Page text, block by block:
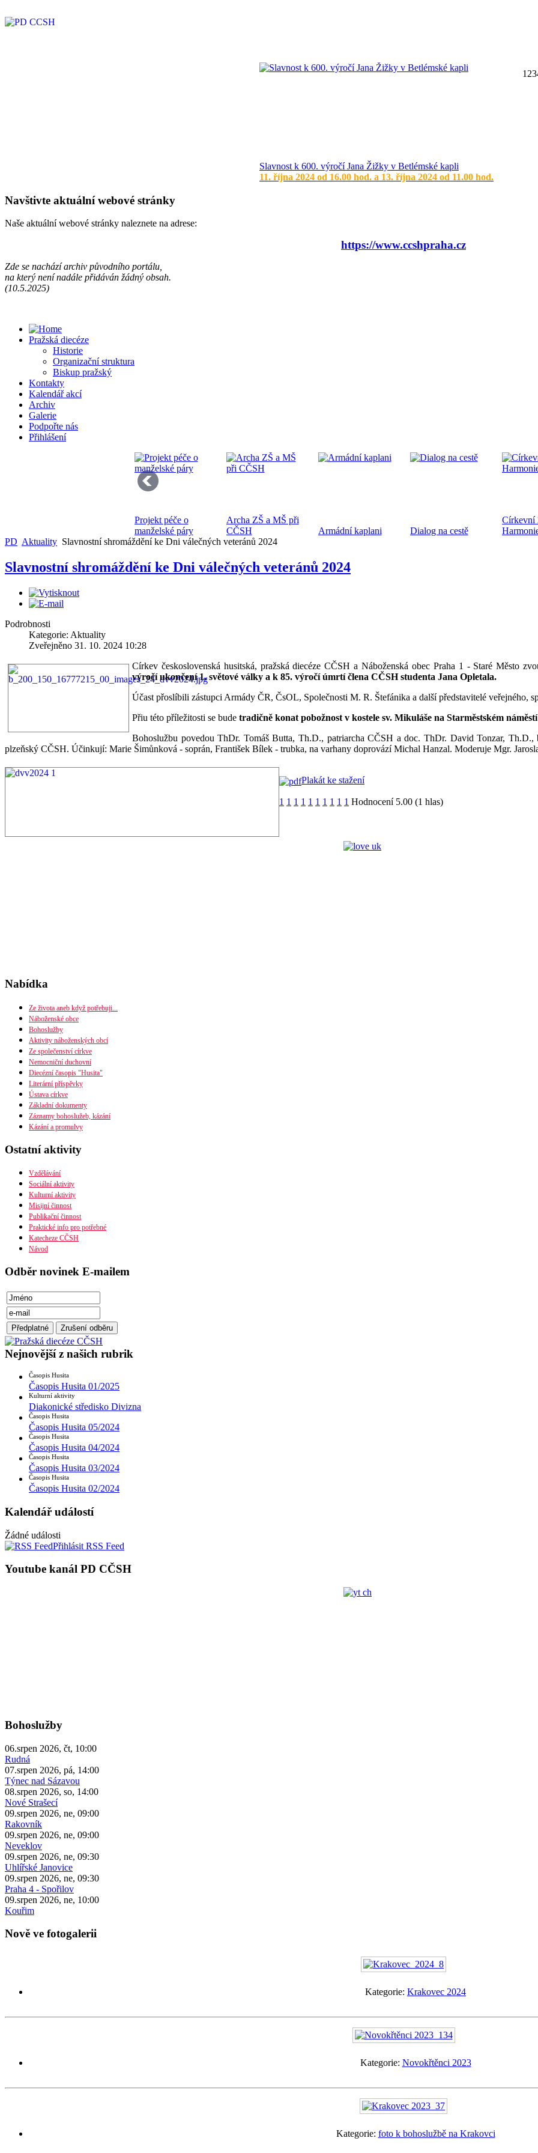
Slavnost k 600. výročí Jana Žižky v Betlémské kapli
11. října 2024 od 16.00 hod. a 13. října 2024 od 11.00 hod.
Bohoslužba ke dni válečných veteránů 10.11.2024
K ukončení 1. sv. války a k 83. výročí úmrtí bratra Jana Opletala
1 23
Navštivte aktuální webové stránky
Naše aktuální webové stránky naleznete na adrese:
https://www.ccshpraha.cz
Zde se nachází archiv původního portálu,
na který není nadále přidáván žádný obsah.
(10.5.2025)
Pražská diecéze
Historie
Organizační struktura
Biskup pražský
Kontakty
Kalendář akcí
Archiv
Galerie
Podpořte nás
Přihlášení
Projekt péče o
manželské páry
Archa ZŠ a MŠ při
CČSH
Armádní kaplani Dialog na cestě
Církevní
středisko Divizna
Keramické kroužky
Maják
Husita
PD Aktuality Slavnostní shromáždění ke Dni válečných veteránů 2024
Slavnostní shromáždění ke Dni válečných veteránů 2024
Podrobnosti
Kategorie: Aktuality
Zveřejněno 31. 10. 2024 10:28
Církev československá husitská, pražská diecéze CČSH a Náboženská obec Praha 1 - Staré Město
výročí ukončení 1. světové války a k 85. výročí úmrtí člena CČSH studenta Jana Opletala.
Účast přoslíbili zástupci Armády ČR, ČsOL, Společnosti M. R. Štefánika a další představitelé veřejného,
Přiu této příležitosti se bude tradičně konat pobožnost v kostele sv. Mikuláše na Starměstském
Bohoslužbu povedou ThDr. Tomáš Butta, Th.D., patriarcha CČSH a doc. ThDr. David Tonzar,
plzeňský CČSH. Účinkují: Marie Šimůnková - soprán, František Bílek - trubka, na varhany doprovází Michal Hanzal. Moderuje Mgr.
Plakát ke stažení
1 1 1 1 1 1 1 1 1 1 Hodnocení 5.00 (1 hlas)
Nabídka
Ze života aneb když potřebuji...
Náboženské obce
Seznam náboženských obcí
Mapa diecéze
Bohoslužby
Aktivity náboženských obcí
Ze společenství církve
Nemocniční duchovní
Diecézní časopis "Husita"
Časopis Husita
Předplatné
Prodejní místa
Kontakty
Literární příspěvky
Ústava církve
PDF verze ke stažení
Preambule
Ustanovení všobecná
Organizační uspořádání
Diecéze
Ústřední rada
Husitská fakulta
Základní dokumenty
Záznamy bohoslužeb, kázání
Kázání a promulvy
Ostatní aktivity
Vzdělávání
Sociální aktivity
Kulturní aktivity
Misijní činnost
Publikační činnost
Praktické info pro potřebné
Katecheze CČSH
Návod
Odběr novinek E-mailem
Nejnovější z našich rubrik
Časopis Husita
Časopis Husita 01/2025
Kulturní aktivity
Diakonické středisko Divizna
Časopis Husita
Časopis Husita 05/2024
Časopis Husita
Časopis Husita 04/2024
Časopis Husita
Časopis Husita 03/2024
Časopis Husita
Časopis Husita 02/2024
Kalendář událostí
Žádné události
Přihlásit RSS Feed
Youtube kanál PD CČSH
Bohoslužby
06.srpen 2026, čt, 10:00
Rudná
07.srpen 2026, pá, 14:00
Týnec nad Sázavou
08.srpen 2026, so, 14:00
Nové Strašecí
09.srpen 2026, ne, 09:00
Rakovník
09.srpen 2026, ne, 09:00
Neveklov
09.srpen 2026, ne, 09:30
Uhlířské Janovice
09.srpen 2026, ne, 09:30
Praha 4 - Spořilov
09.srpen 2026, ne, 10:00
Kouřim
Nově ve fotogalerii
Kategorie: Krakovec 2024
Kategorie: Novokřtěnci 2023
Kategorie: foto k bohoslužbě na Krakovci